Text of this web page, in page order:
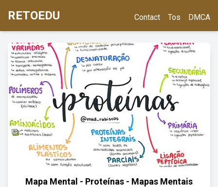
RETOEDU Contact Tos DMCA
Mapa Mental - Proteínas - Mapas Mentais